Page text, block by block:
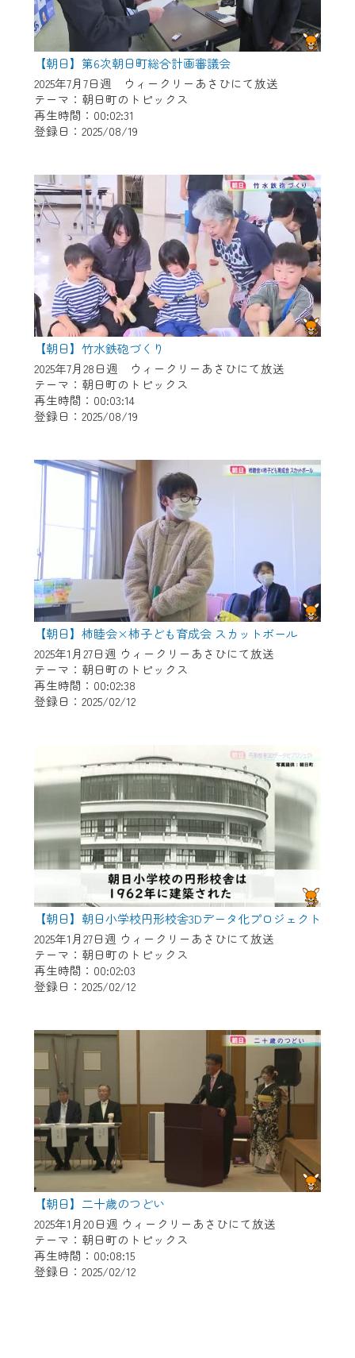
【朝日】第6次朝日町総合計画審議会
2025年7月7日週 ウィークリーあさひにて放送
テーマ：朝日町のトピックス
再生時間：00:02:31
登録日：2025/08/19
【朝日】竹水鉄砲づくり
2025年7月28日週 ウィークリーあさひにて放送
テーマ：朝日町のトピックス
再生時間：00:03:14
登録日：2025/08/19
【朝日】柿睦会×柿子ども育成会 スカットボール
2025年1月27日週 ウィークリーあさひにて放送
テーマ：朝日町のトピックス
再生時間：00:02:38
登録日：2025/02/12
【朝日】朝日小学校円形校舎3Dデータ化プロジェクト
2025年1月27日週 ウィークリーあさひにて放送
テーマ：朝日町のトピックス
再生時間：00:02:03
登録日：2025/02/12
【朝日】二十歳のつどい
2025年1月20日週 ウィークリーあさひにて放送
テーマ：朝日町のトピックス
再生時間：00:08:15
登録日：2025/02/12